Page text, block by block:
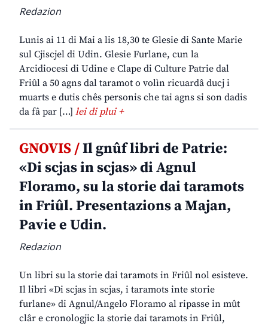
Redazion
Lunis ai 11 di Mai a lis 18,30 te Glesie di Sante Marie
sul Cjiscjel di Udin. Glesie Furlane, cun la
Arcidiocesi di Udine e Clape di Culture Patrie dal
Friûl a 50 agns dal taramot o volìn ricuardâ ducj i
muarts e dutis chês personis che tai agns si son dadis
da fâ par […] lei di plui +
GNOVIS /Il gnûf libri de Patrie:
«Di scjas in scjas» di Agnul
Floramo, su la storie dai taramots
in Friûl. Presentazions a Majan,
Pavie e Udin.
Redazion
Un libri su la storie dai taramots in Friûl nol esisteve.
Il libri «Di scjas in scjas, i taramots inte storie
furlane» di Agnul/Angelo Floramo al ripasse in mût
clâr e cronologjic la storie dai taramots in Friûl,